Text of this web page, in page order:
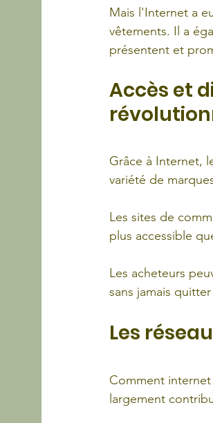
Mais l'Internet a
vêtements. Il a
présentent et
Accès et
Grâce à Internet,
variété de
Les sites de
plus accessible
Les acheteurs
sans jamais
Les
Comment
largement